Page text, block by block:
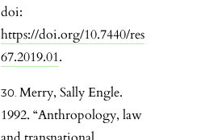
doi:
https://doi.org/10.7440/res
67.2019.01.
Merry, Sally Engle.
1992. “Anthropology, law